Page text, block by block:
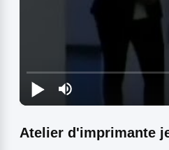
Atelier d'imprimante